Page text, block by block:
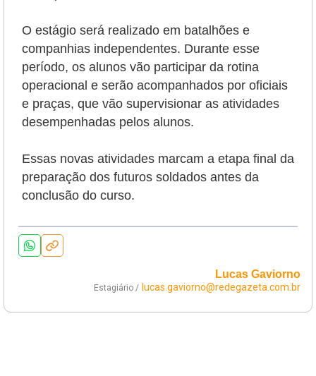
O estágio será realizado em batalhões e
companhias independentes. Durante esse
período, os alunos vão participar da rotina
operacional e serão acompanhados por oficiais
e praças, que vão supervisionar as atividades
desempenhadas pelos alunos.
Essas novas atividades marcam a etapa final da
preparação dos futuros soldados antes da
conclusão do curso.
Lucas Gaviorno
Estagiário / lucas.gaviorno@redegazeta.com.br